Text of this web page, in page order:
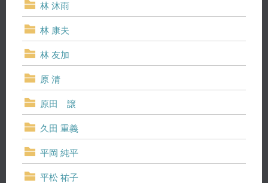
林 沐雨
林 康夫
林 友加
原 清
原田 譲
久田 重義
平岡 純平
平松 祐子